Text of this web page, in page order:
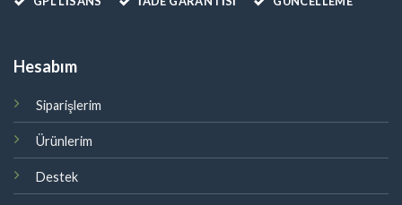
Hesabım
Siparişlerim
Ürünlerim
Destek